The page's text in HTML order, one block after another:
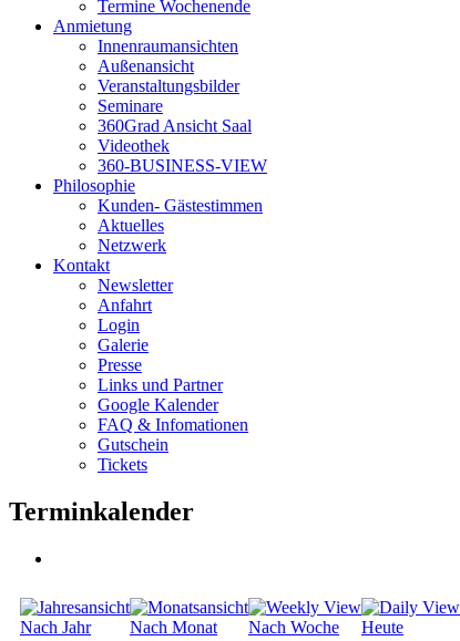
Termine Wochenende
Anmietung
Innenraumansichten
Außenansicht
Veranstaltungsbilder
Seminare
360Grad Ansicht Saal
Videothek
360-BUSINESS-VIEW
Philosophie
Kunden- Gästestimmen
Aktuelles
Netzwerk
Kontakt
Newsletter
Anfahrt
Login
Galerie
Presse
Links und Partner
Google Kalender
FAQ & Infomationen
Gutschein
Tickets
Terminkalender
Nach Jahr Nach Monat Nach Woche Heute